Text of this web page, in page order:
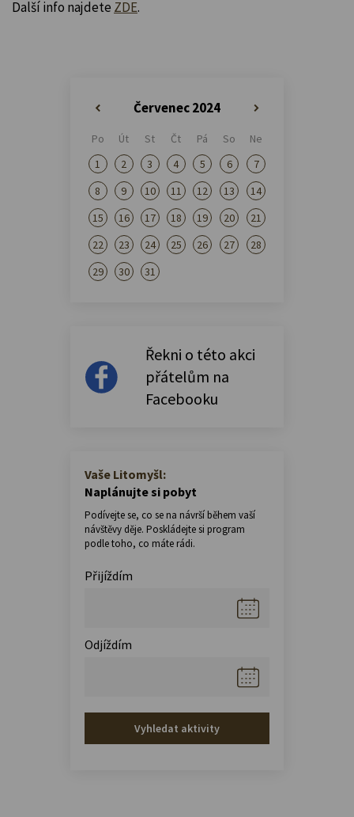
Další info najdete ZDE.
Červenec 2024
»
Po Út St Čt Pá So
Ne
1
2 3 4 5 6
7
8
9 10 11 12 13
14
15
16 17 18 19 20
21
22
23 24 25 26 27
28
29
30 31
Řekni o této akci
přátelům na
Facebooku
Vaše Litomyšl:
Naplánujte si pobyt
Podívejte se, co se na návrší během vaší
návštěvy děje. Poskládejte si program
podle toho, co máte rádi.
Přijíždím
Odjíždím
Vyhledat aktivity